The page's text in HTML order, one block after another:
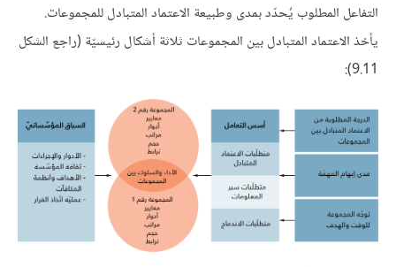
التفاعل المطلوب يُحدّد بمدى وطبيعة الاعتماد المتبادل للمجموعات.
يأخذ الاعتماد المتبادل بين المجموعات ثلاثة أشكال رئيسيّة (راجع الشكل
9.11):